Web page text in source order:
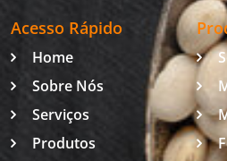
Acesso Rápido
Home
Sobre Nós
Serviços
Produtos